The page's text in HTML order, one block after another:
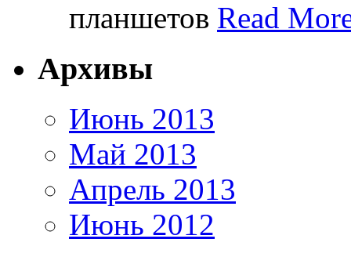
планшетов Read
Архивы
Июнь 2013
Май 2013
Апрель 2013
Июнь 2012